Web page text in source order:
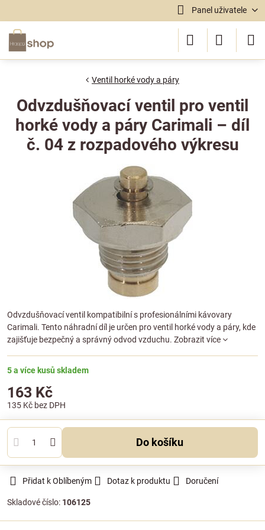
Panel uživatele
Ventil horké vody a páry
Odvzdušňovací ventil pro ventil
horké vody a páry Carimali – díl
č. 04 z rozpadového výkresu
Odvzdušňovací ventil kompatibilní s profesionálními kávovary
Carimali. Tento náhradní díl je určen pro ventil horké vody a páry, kde
zajišťuje bezpečný a správný odvod vzduchu. Zobrazit více
5 a více kusů skladem
163 Kč
135 Kč bez DPH
Do košíku
Přidat k Oblíbeným Dotaz k produktu Doručení
Skladové číslo: 106125